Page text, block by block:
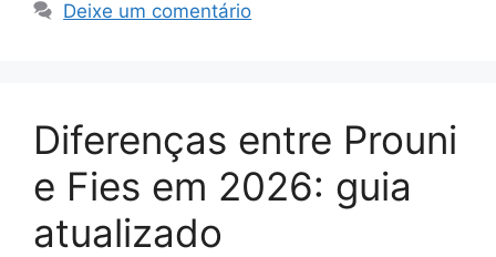
Deixe um comentário
Diferenças entre Prouni
e Fies em 2026: guia
atualizado